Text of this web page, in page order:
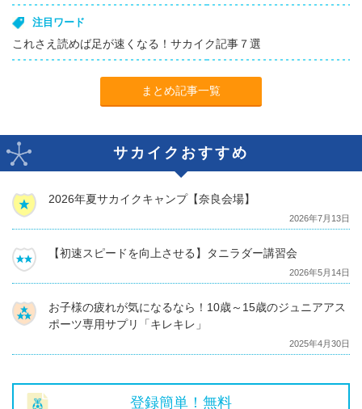
注目ワード
これさえ読めば足が速くなる！サカイク記事７選
まとめ記事一覧
サカイクおすすめ
2026年夏サカイクキャンプ【奈良会場】
2026年7月13日
【初速スピードを向上させる】タニラダー講習会
2026年5月14日
お子様の疲れが気になるなら！10歳～15歳のジュニアアス
ポーツ専用サプリ「キレキレ」
2025年4月30日
登録簡単！無料